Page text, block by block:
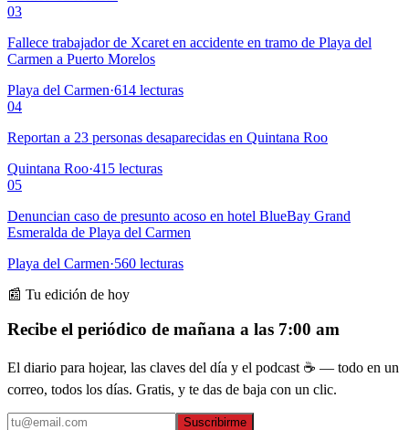
03
Fallece trabajador de Xcaret en accidente en tramo de Playa del
Carmen a Puerto Morelos
Playa del Carmen·614 lecturas
04
Reportan a 23 personas desaparecidas en Quintana Roo
Quintana Roo·415 lecturas
05
Denuncian caso de presunto acoso en hotel BlueBay Grand
Esmeralda de Playa del Carmen
Playa del Carmen·560 lecturas
📰 Tu edición de hoy
Recibe el periódico de mañana a las 7:00 am
El diario para hojear, las claves del día y el podcast ☕ — todo en un
correo, todos los días. Gratis, y te das de baja con un clic.
Suscribirme